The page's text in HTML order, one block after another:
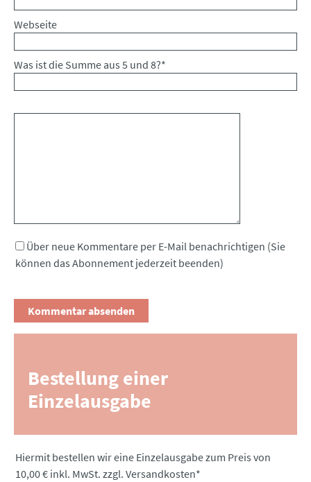
Webseite
Was ist die Summe aus 5 und 8?*
Über neue Kommentare per E-Mail benachrichtigen (Sie
können das Abonnement jederzeit beenden)
Bestellung einer
Einzelausgabe
Pflichtfeld
Hiermit bestellen wir eine Einzelausgabe zum Preis von
10,00 € inkl. MwSt. zzgl. Versandkosten*